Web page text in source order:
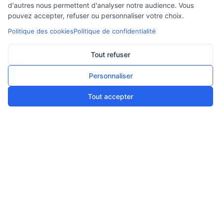
CATALOGUE
Variateur de fréquence
Accessoires
d'autres nous permettent d'analyser notre audience. Vous
pouvez accepter, refuser ou personnaliser votre choix.
Politique des cookiesPolitique de confidentialité
Tout refuser
Personnaliser
Tout accepter